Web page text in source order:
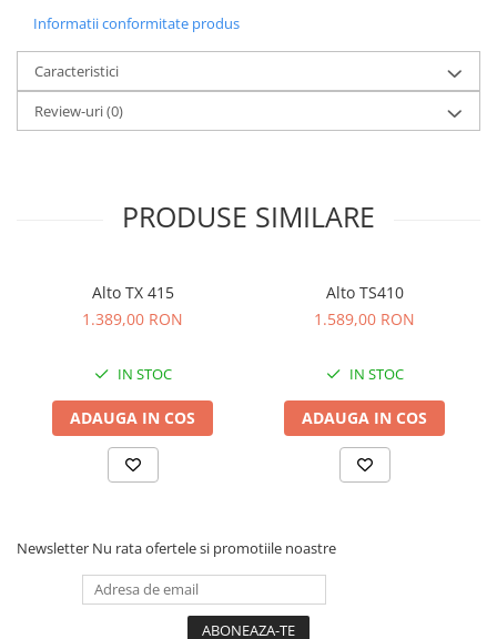
Moving Head-uri
Par Led si Pinspot
Proiectoare
Scene şi Ring-uri de Dans
Chitare si bass
Instrumente de percutie
Instrumente de suflat
Case-uri DJ
Console DJ
Controllere MIDI - USB DAW
Informatii conformitate produs
Caracteristici
Review-uri(0)
PRODUSE SIMILARE
Alto TX 415
1.389,00 RON
IN STOC
ADAUGA IN COS
Alto TS410
1.589,00 RON
IN STOC
ADAUGA IN COS
Newsletter Nu rata ofertele si promotiile noastre